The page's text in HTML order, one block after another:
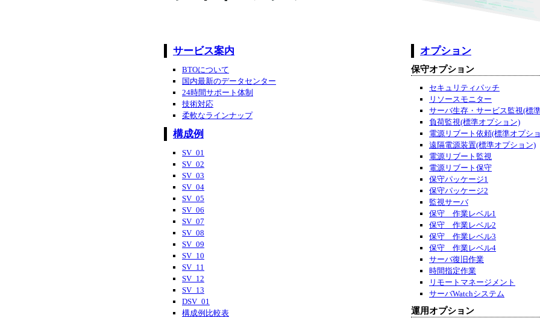
サービス案内
BTOについて
国内最新のデータセンター
24時間サポート体制
技術対応
柔軟なラインナップ
構成例
SV_01
SV_02
SV_03
SV_04
SV_05
SV_06
SV_07
SV_08
SV_09
SV_10
SV_11
SV_12
SV_13
DSV_01
構成例比較表
オプション
保守オプション
セキュリティパッチ
リソースモニター
サーバ生存・サービス監視(標
負荷監視(標準オプション)
電源リブート依頼(標準オプシ
遠隔電源装置(標準オプション)
電源リブート監視
電源リブート保守
保守パッケージ1
保守パッケージ2
監視サーバ
保守 作業レベル1
保守 作業レベル2
保守 作業レベル3
保守 作業レベル4
サーバ復旧作業
時間指定作業
リモートマネージメント
サーバWatchシステム
運用オプション